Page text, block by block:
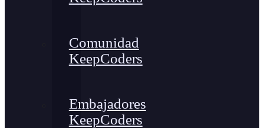
Comunidad
KeepCoders
Embajadores
KeepCoders